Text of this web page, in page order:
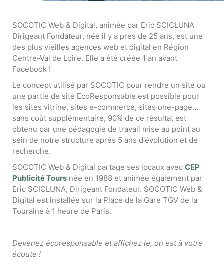
SOCOTIC Web & Digital, animée par Eric SCICLUNA
Dirigeant Fondateur, née il y a près de 25 ans, est une
des plus vieilles agences web et digital en Région
Centre-Val de Loire. Elle a été créée 1 an avant
Facebook !
Le concept utilisé par SOCOTIC pour rendre un site ou
une partie de site EcoResponsable est possible pour
les sites vitrine, sites e-commerce, sites one-page...
sans coût supplémentaire, 90% de ce résultat est
obtenu par une pédagogie de travail mise au point au
sein de notre structure après 5 ans d'évolution et de
recherche.
SOCOTIC Web & Digital partage ses locaux avec CEP
Publicité Tours née en 1988 et animée également par
Eric SCICLUNA, Dirigeant Fondateur. SOCOTIC Web &
Digital est installée sur la Place de la Gare TGV de la
Touraine à 1 heure de Paris.
Devenez écoresponsable et affichez le, on est à votre
écoute !